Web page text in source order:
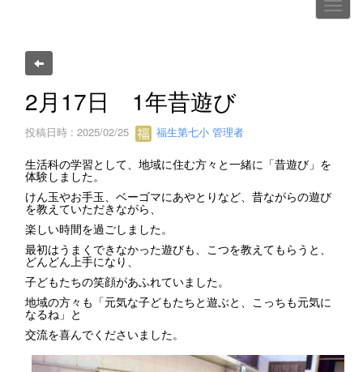
2月17日 1年昔遊び
投稿日時 : 2025/02/25 福生第七小 管理者
生活科の学習として、地域に住む方々と一緒に「昔遊び」を
体験しました。
けん玉やお手玉、ベーゴマにあやとりなど、昔ながらの遊び
を教えていただきながら、
楽しい時間を過ごしました。
最初はうまくできなかった遊びも、こつを教えてもらうと、
どんどん上手になり、
子どもたちの笑顔があふれていました。
地域の方々も「元気な子どもたちと遊ぶと、こっちも元気に
なるね」と
交流を喜んでくださいました。